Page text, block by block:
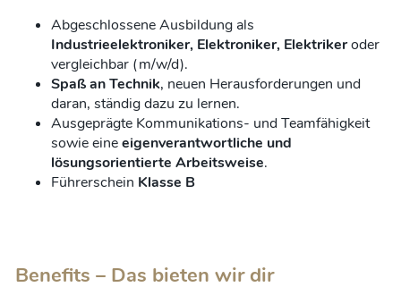
Abgeschlossene Ausbildung als
Industrieelektroniker, Elektroniker, Elektrikeroder
vergleichbar (m/w/d).
Spaß an Technik, neuen Herausforderungen und
daran, ständig dazu zu lernen.
Ausgeprägte Kommunikations- und Teamfähigkeit
sowie eineeigenverantwortliche und
lösungsorientierte Arbeitsweise.
Führerschein Klasse B
Benefits – Das bieten wir dir